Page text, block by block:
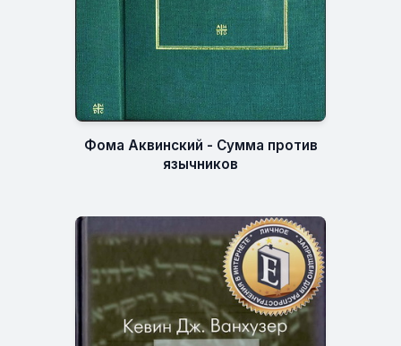
Фома Аквинский - Сумма против
язычников